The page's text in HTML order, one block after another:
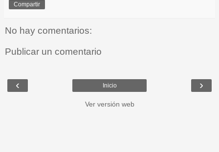
Compartir
No hay comentarios:
Publicar un comentario
‹ ›
Inicio
Ver versión web